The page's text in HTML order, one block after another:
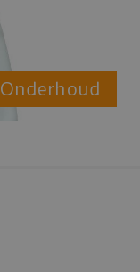
Onderhoud